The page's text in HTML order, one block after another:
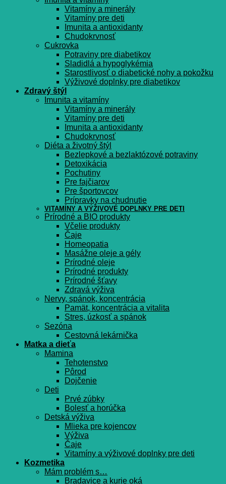
Vitamíny a minerály
Vitamíny pre deti
Imunita a antioxidanty
Chudokrvnosť
Cukrovka
Potraviny pre diabetikov
Sladidlá a hypoglykémia
Starostlivosť o diabetické nohy a pokožku
Výživové doplnky pre diabetikov
Zdravý štýl
Imunita a vitamíny
Vitamíny a minerály
Vitamíny pre deti
Imunita a antioxidanty
Chudokrvnosť
Diéta a životný štýl
Bezlepkové a bezlaktózové potraviny
Detoxikácia
Pochutiny
Pre fajčiarov
Pre športovcov
Prípravky na chudnutie
VITAMÍNY A VÝŽIVOVÉ DOPLNKY PRE DETI
Prírodné a BIO produkty
Včelie produkty
Čaje
Homeopatia
Masážne oleje a gély
Prírodné oleje
Prírodné produkty
Prírodné šťavy
Zdravá výživa
Nervy, spánok, koncentrácia
Pamät, koncentrácia a vitalita
Stres, úzkosť a spánok
Sezóna
Cestovná lekárnička
Matka a dieťa
Mamina
Tehotenstvo
Pôrod
Dojčenie
Deti
Prvé zúbky
Bolesť a horúčka
Detská výživa
Mlieka pre kojencov
Výživa
Čaje
Vitamíny a výživové doplnky pre deti
Kozmetika
Mám problém s…
Bradavice a kurie oká